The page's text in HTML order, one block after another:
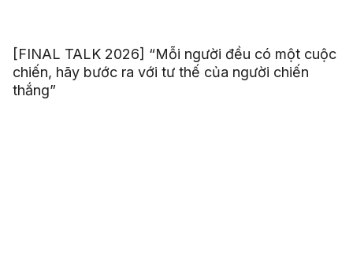
[FINAL TALK 2026] “Mỗi người đều có một cuộc
chiến, hãy bước ra với tư thế của người chiến
thắng”